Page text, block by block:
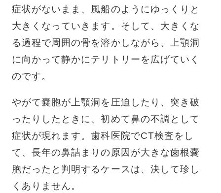
症状がないまま、風船のようにゆっくりと
大きくなっていきます。そして、大きくな
る過程で周囲の骨を溶かしながら、上顎洞
に向かって静かにテリトリーを広げていく
のです。
やがて嚢胞が上顎洞を圧迫したり、突き破
ったりしたときに、初めて鼻の不調として
症状が現れます。歯科医院でCT検査をし
て、長年の鼻詰まりの原因が大きな歯根嚢
胞だったと判明するケースは、決して珍し
くありません。